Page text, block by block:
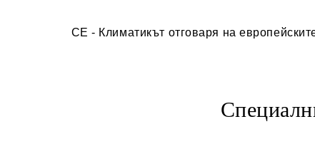
CE - Климатикът отговаря на